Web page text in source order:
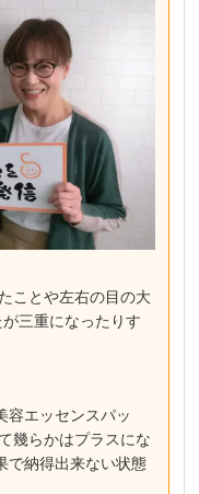
ことや左右の目の大
三重になったりす
容エッセンスパッ
幾らかはプラスにな
で納得出来ない状態